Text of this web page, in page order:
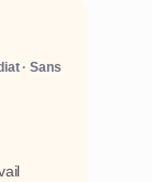
· Sans